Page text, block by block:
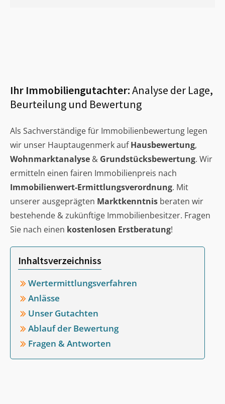
Ihr Immobiliengutachter:Analyse der Lage,
Beurteilung und Bewertung
Als Sachverständige für Immobilienbewertung legen
wir unser Hauptaugenmerk aufHausbewertung,
Wohnmarktanalyse & Grundstücksbewertung. Wir
ermitteln einen fairen Immobilienpreis nach
Immobilienwert-Ermittlungsverordnung. Mit
unserer ausgeprägten Marktkenntnis beraten wir
bestehende & zukünftige Immobilienbesitzer. Fragen
Sie nach einen kostenlosen Erstberatung!
Inhaltsverzeichniss
Wertermittlungsverfahren
Anlässe
Unser Gutachten
Ablauf der Bewertung
Fragen & Antworten